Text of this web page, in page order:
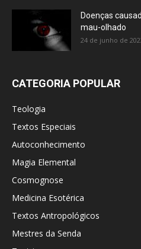
Doenças
mau-olhado
24 de junho de
CATEGORIA POPULAR
Teologia
Textos Especiais
Autoconhecimento
Magia Elemental
Cosmognose
Medicina Esotérica
Textos Antropológicos
Mestres da Senda